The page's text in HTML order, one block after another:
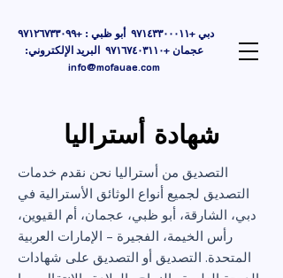
عجمان +٩٧١٦٧٤٠٣١١٠ البريد الإلكتروني:
info@mofauae.com
شهادة أستراليا
التصديق من أستراليا نحن نقدم خدمات
التصديق لجميع أنواع الوثائق الأسترالية في
دبي، الشارقة، أبو ظبي، عجمان، أم القيوين،
رأس الخيمة، الفجيرة – الإمارات العربية
المتحدة. التصديق أو التصديق على شهادات